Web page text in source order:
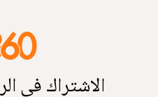
الاشتراك في